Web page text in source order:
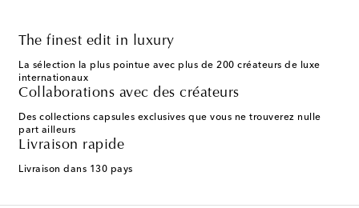
The finest edit in luxury
La sélection la plus pointue avec plus de 200 créateurs de luxe
internationaux
Collaborations avec des créateurs
Des collections capsules exclusives que vous ne trouverez nulle
part ailleurs
Livraison rapide
Livraison dans 130 pays